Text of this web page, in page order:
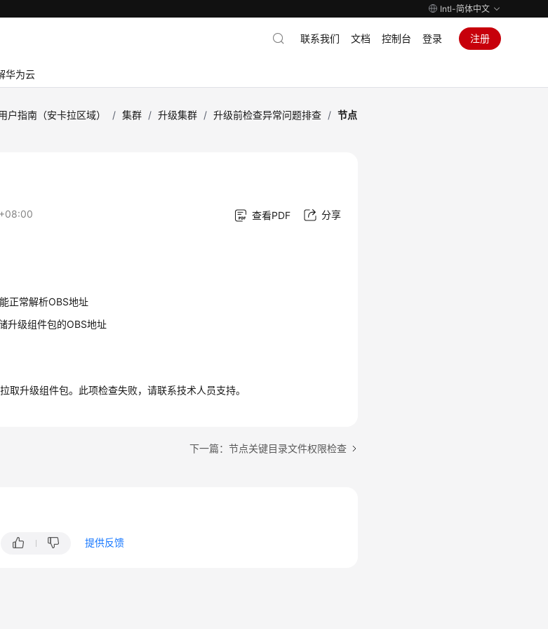
Intl-简体中文
华为云
联系我们 文档 控制台 登录 注册
户指南（安卡拉区域） / 集群 / 升级集群 / 升级前检查异常问题排查 / 节点
查看PDF 分享
正常解析OBS地址
升级组件包的OBS地址
取升级组件包。此项检查失败，请联系技术人员支持。
下一篇：节点关键目录文件权限检查
提供反馈